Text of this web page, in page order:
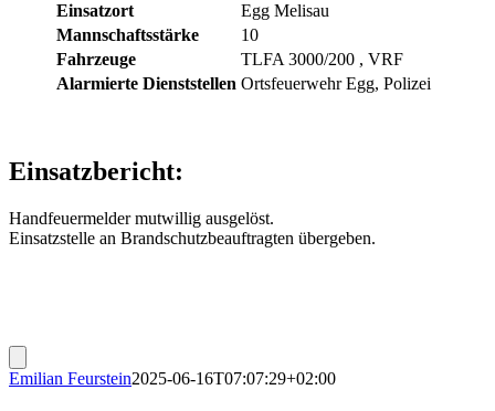
Einsatzort
Egg Melisau
Mannschaftsstärke
10
Fahrzeuge
TLFA 3000/200 , VRF
Alarmierte Dienststellen Ortsfeuerwehr Egg, Polizei
Einsatzbericht:
Handfeuermelder mutwillig ausgelöst.
Einsatzstelle an Brandschutzbeauftragten übergeben.
Emilian Feurstein2025-06-16T07:07:29+02:00